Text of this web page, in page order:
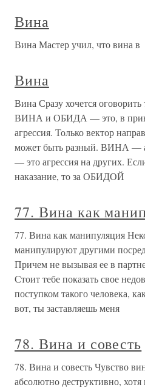
Вина
Вина Мастер учил, что вина в
Вина
Вина Сразу хочется
ВИНА и ОБИДА — это, в
агрессия. Только вектор
может быть разный. ВИНА —
— это агрессия на других.
наказание, то за ОБИДОЙ
77. Вина как
77. Вина как манипуляция
манипулируют другими
Причем не вызывая ее в
Стоит тебе показать свое
поступком такого человека,
вот, ты заставляешь меня
78. Вина и совесть
78. Вина и совесть Чувство
абсолютно деструктивно,